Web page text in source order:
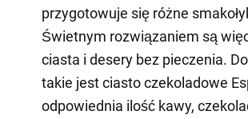
przygotowuje się różne
Świetnym rozwiązaniem są
ciasta i desery bez pieczenia.
takie jest ciasto czekoladowe
odpowiednia ilość kawy,